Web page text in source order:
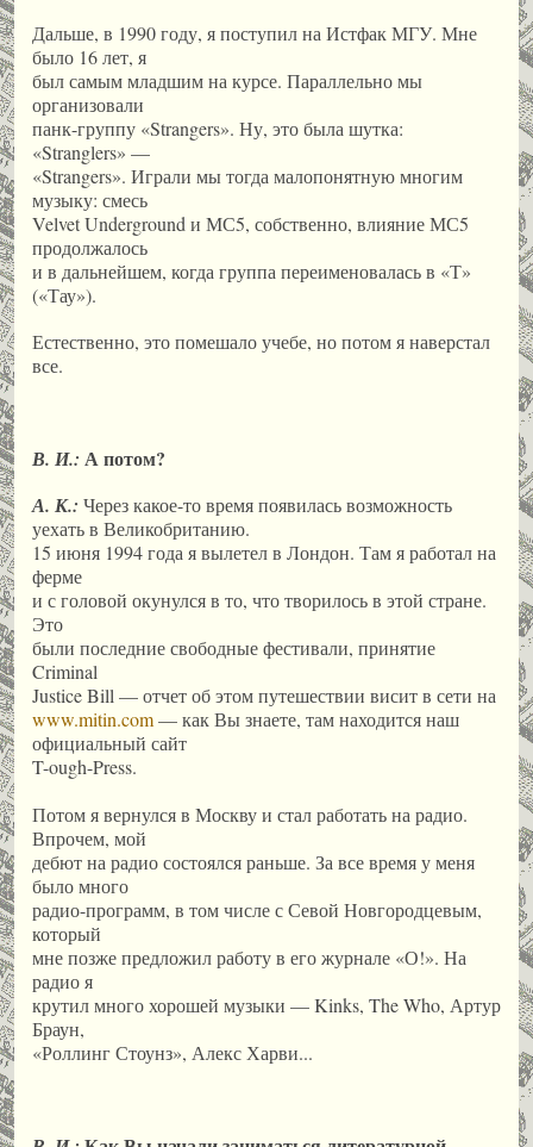
Дальше, в 1990 году, я поступил на Истфак МГУ. Мне
было 16 лет, я
был самым младшим на курсе. Параллельно мы
организовали
панк-группу «Strangers». Ну, это была шутка:
«Stranglers» —
«Strangers». Играли мы тогда малопонятную многим
музыку: смесь
Velvet Underground и МС5, собственно, влияние МС5
продолжалось
и в дальнейшем, когда группа переименовалась в «Т»
(«Тау»).
Естественно, это помешало учебе, но потом я наверстал
все.
В. И.: А потом?
А. К.: Через какое-то время появилась возможность
уехать в Великобританию.
15 июня 1994 года я вылетел в Лондон. Там я работал на
ферме
и с головой окунулся в то, что творилось в этой стране.
Это
были последние свободные фестивали, принятие
Criminal
Justice Bill — отчет об этом путешествии висит в сети на
www.mitin.com— как Вы знаете, там находится наш
официальный сайт
T-ough-Press.
Потом я вернулся в Москву и стал работать на радио.
Впрочем, мой
дебют на радио состоялся раньше. За все время у меня
было много
радио-программ, в том числе с Севой Новгородцевым,
который
мне позже предложил работу в его журнале «О!». На
радио я
крутил много хорошей музыки — Kinks, The Who, Артур
Браун,
«Роллинг Стоунз», Алекс Харви...